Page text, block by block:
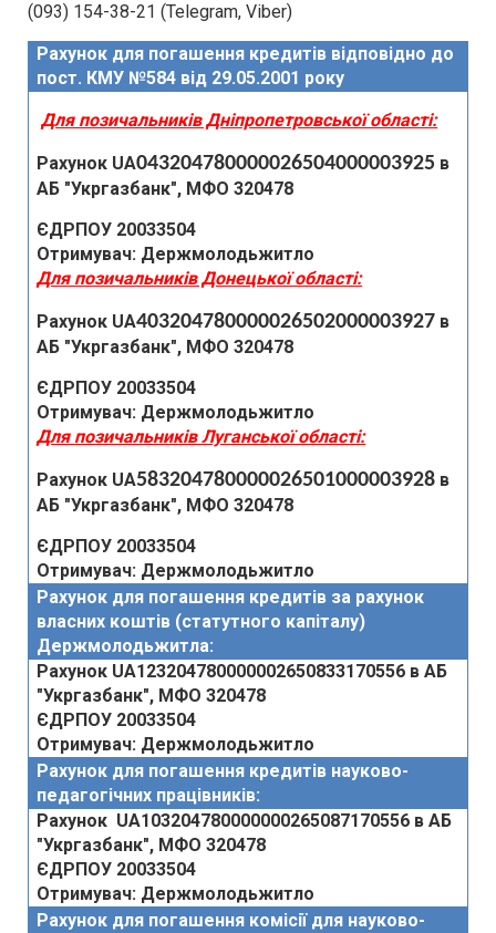
(093) 154-38-21 (Telegram, Viber)
Рахунок для погашення кредитів відповідно до
пост. КМУ №584 від 29.05.2001 року
Для позичальників Дніпропетровської області:
Рахунок UA043204780000026504000003925 в
АБ "Укргазбанк", МФО 320478
ЄДРПОУ 20033504
Отримувач: Держмолодьжитло
Для позичальників Донецької області:
Рахунок UA403204780000026502000003927 в
АБ "Укргазбанк", МФО 320478
ЄДРПОУ 20033504
Отримувач: Держмолодьжитло
Для позичальників Луганської області:
Рахунок UA583204780000026501000003928 в
АБ "Укргазбанк", МФО 320478
ЄДРПОУ 20033504
Отримувач: Держмолодьжитло
Рахунок для погашення кредитів за рахунок
власних коштів (статутного капіталу)
Держмолодьжитла:
Рахунок UA123204780000002650833170556 в АБ
"Укргазбанк", МФО 320478
ЄДРПОУ 20033504
Отримувач: Держмолодьжитло
Рахунок для погашення кредитів науково-
педагогічних працівників:
Рахунок UA103204780000000265087170556 в АБ
"Укргазбанк", МФО 320478
ЄДРПОУ 20033504
Отримувач: Держмолодьжитло
Рахунок для погашення комісії для науково-